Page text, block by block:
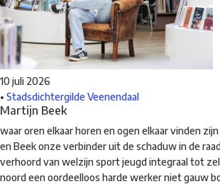
10 juli 2026
• Stadsdichtergilde Veenendaal
Martijn Beek
waar oren elkaar horen en ogen elkaar vinden
en Beek onze verbinder uit de schaduw in de
verhoord van welzijn sport jeugd integraal tot
noord een oordeelloos harde werker niet gauw